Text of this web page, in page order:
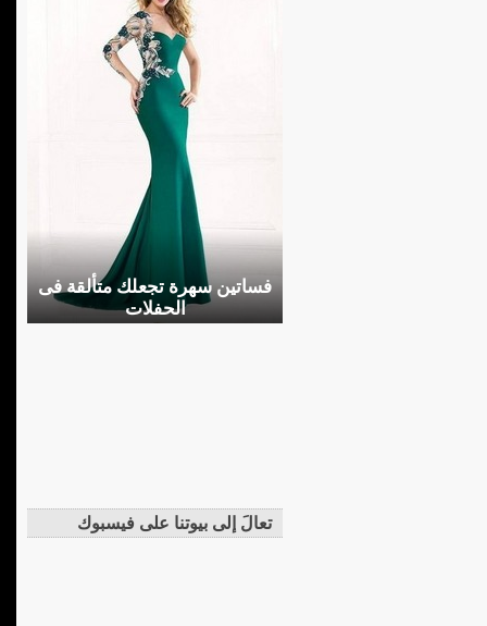
فساتين سهرة تجعلك متألقة فى
الحفلات
تعالَ إلى بيوتنا على فيسبوك